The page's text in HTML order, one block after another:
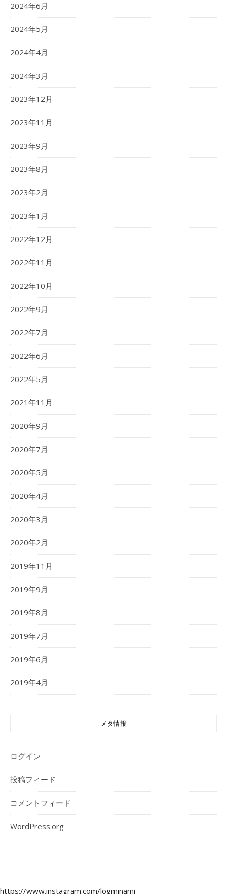
2024年6月
2024年5月
2024年4月
2024年3月
2023年12月
2023年11月
2023年9月
2023年8月
2023年2月
2023年1月
2022年12月
2022年11月
2022年10月
2022年9月
2022年7月
2022年6月
2022年5月
2021年11月
2020年9月
2020年7月
2020年5月
2020年4月
2020年3月
2020年2月
2019年11月
2019年9月
2019年8月
2019年7月
2019年6月
2019年4月
メタ情報
ログイン
投稿フィード
コメントフィード
WordPress.org
https://www.instagram.com/logminami